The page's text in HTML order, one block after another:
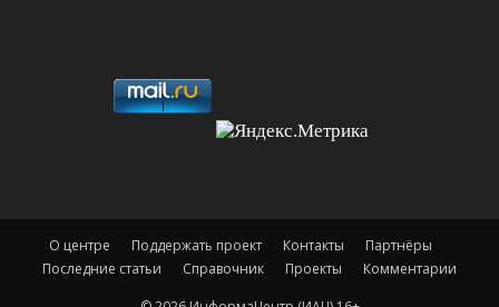
О центре Поддержать проект Контакты
Партнёры
Последние статьи
Справочник Проекты
Комментарии